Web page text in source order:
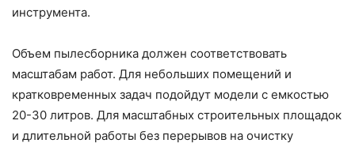
инструмента.
Объем пылесборника должен соответствовать
масштабам работ. Для небольших помещений и
кратковременных задач подойдут модели с емкостью
20-30 литров. Для масштабных строительных площадок
и длительной работы без перерывов на очистку